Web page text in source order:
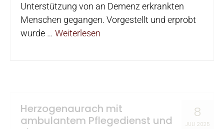
Unterstützung von an Demenz erkrankten
Menschen gegangen. Vorgestellt und erprobt
wurde … Weiterlesen
JULI 2025
ambulantem Pflegedienst und
einer Demenz-WG